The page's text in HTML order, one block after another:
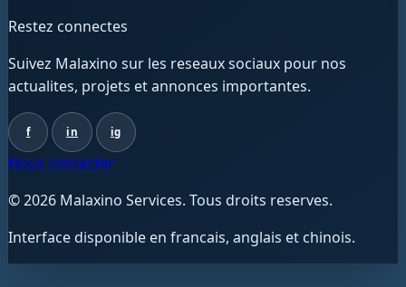
Restez connectes
Suivez Malaxino sur les reseaux sociaux pour nos
actualites, projets et annonces importantes.
f in ig
Nous contacter
© 2026 Malaxino Services. Tous droits reserves.
Interface disponible en francais, anglais et chinois.